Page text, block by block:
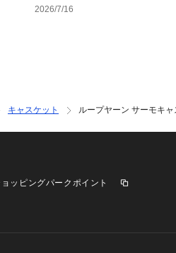
2026/7/16
キャスケット ループヤーン サーモキャ
ッピングパークポイント